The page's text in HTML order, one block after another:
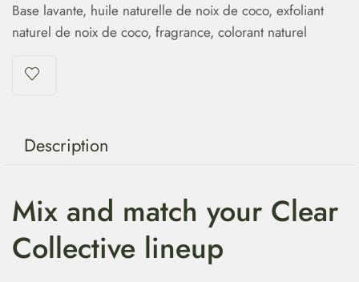
Base lavante, huile naturelle de noix de coco, exfoliant
naturel de noix de coco, fragrance, colorant naturel
Description
Mix and match your Clear
Collective lineup